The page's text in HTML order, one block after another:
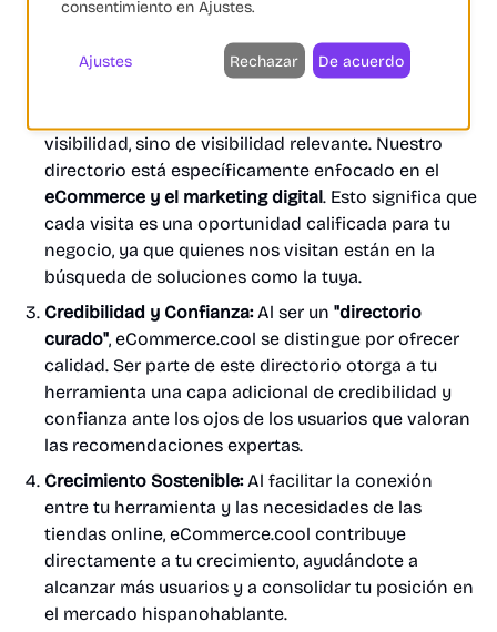
posicionas directamente frente a tus clientes
visibilidad, sino de visibilidad relevante. Nuestro
directorio está específicamente enfocado en el
eCommerce y el marketing digital. Esto significa que
cada visita es una oportunidad calificada para tu
negocio, ya que quienes nos visitan están en la
búsqueda de soluciones como la tuya.
Credibilidad y Confianza:Al ser un "directorio
curado", eCommerce.cool se distingue por ofrecer
calidad. Ser parte de este directorio otorga a tu
herramienta una capa adicional de credibilidad y
confianza ante los ojos de los usuarios que valoran
las recomendaciones expertas.
Crecimiento Sostenible:Al facilitar la conexión
entre tu herramienta y las necesidades de las
tiendas online, eCommerce.cool contribuye
directamente a tu crecimiento, ayudándote a
alcanzar más usuarios y a consolidar tu posición en
el mercado hispanohablante.
consentimiento en Ajustes.
Ajustes Rechazar De acuerdo